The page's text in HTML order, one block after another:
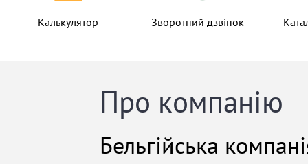
Калькулятор Зворотний дзвінок
Про компанію
Бельгійська